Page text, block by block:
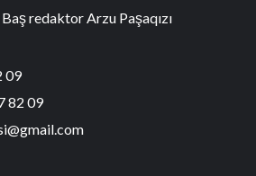
redaktor Arzu Paşaqızı
09
82 09